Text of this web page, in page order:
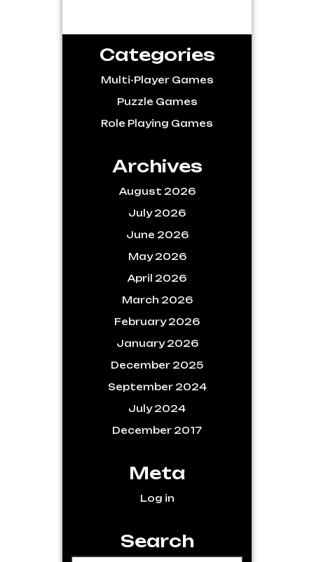
Categories
Multi-Player Games
Puzzle Games
Role Playing Games
Archives
August 2026
July 2026
June 2026
May 2026
April 2026
March 2026
February 2026
January 2026
December 2025
September 2024
July 2024
December 2017
Meta
Log in
Search